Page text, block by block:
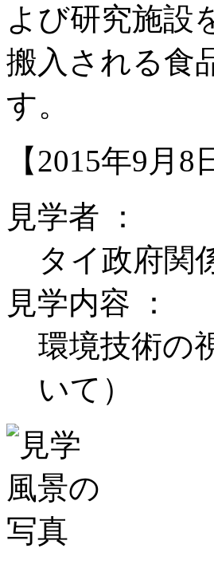
よび研究施設
搬入される食
す。
【2015年9月8
見学者 ：
タイ政府関
見学内容 ：
環境技術の
いて）